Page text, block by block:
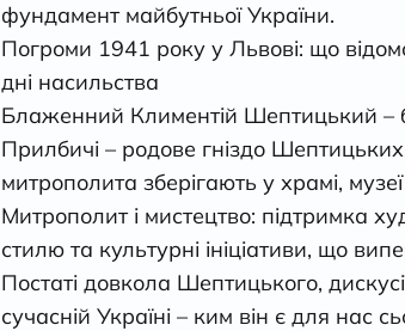
фундамент майбутньої України.
Погроми 1941 року у Львові: що
дні насильства
Блаженний Климентій Шептицький –
Прилбичі – родове гніздо
митрополита зберігають у храмі,
Митрополит і мистецтво: підтримка
стилю та культурні ініціативи, що
Постаті довкола Шептицького,
сучасній Україні – ким він є для нас